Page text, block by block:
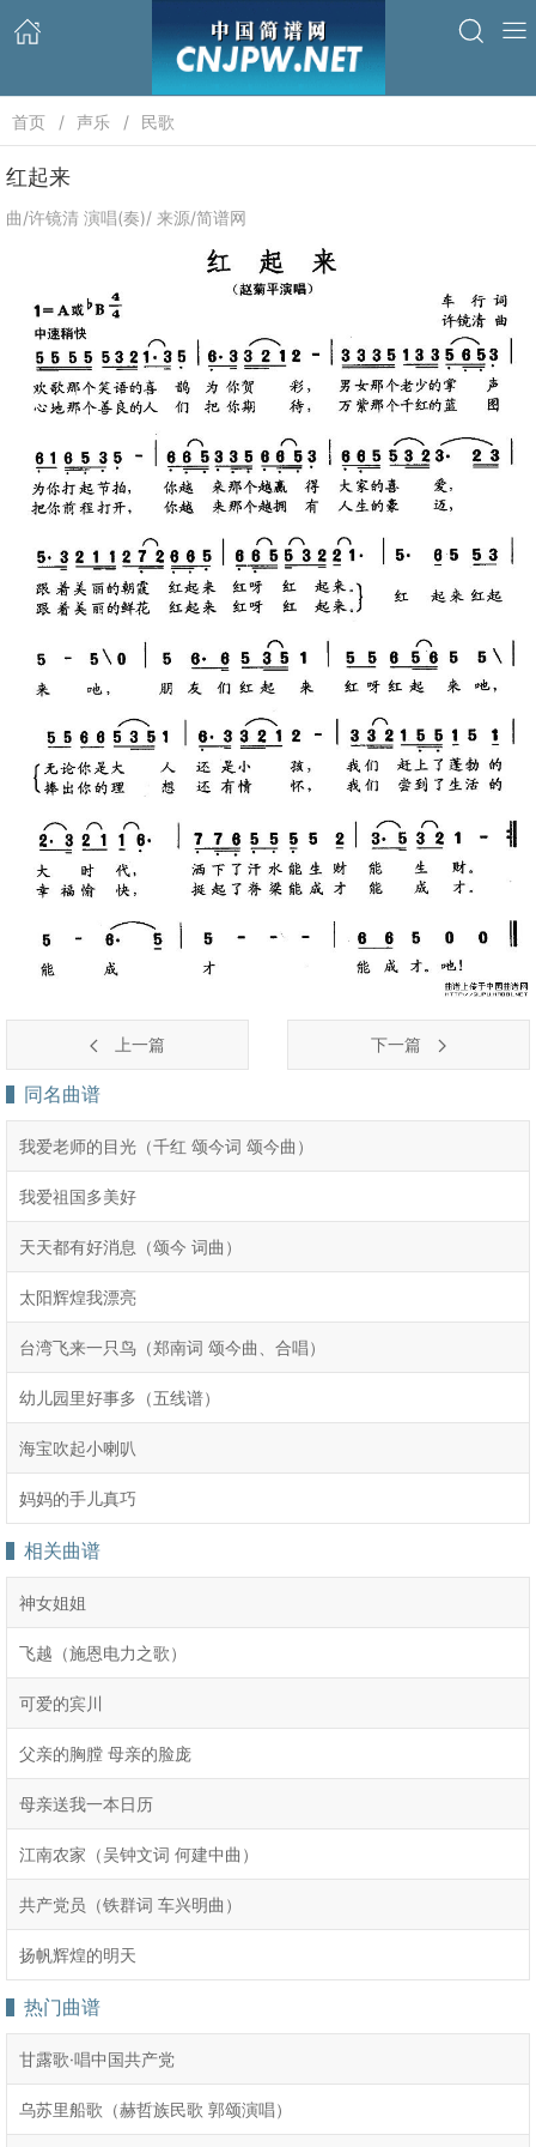
首页 声乐 民歌
红起来
曲/许镜清 演唱(奏)/ 来源/简谱网
上一篇 下一篇
同名曲谱
我爱老师的目光（千红 颂今词 颂今曲）
我爱祖国多美好
天天都有好消息（颂今 词曲）
太阳辉煌我漂亮
台湾飞来一只鸟（郑南词 颂今曲、合唱）
幼儿园里好事多（五线谱）
海宝吹起小喇叭
妈妈的手儿真巧
相关曲谱
神女姐姐
飞越（施恩电力之歌）
可爱的宾川
父亲的胸膛 母亲的脸庞
母亲送我一本日历
江南农家（吴钟文词 何建中曲）
共产党员（铁群词 车兴明曲）
扬帆辉煌的明天
热门曲谱
甘露歌·唱中国共产党
乌苏里船歌（赫哲族民歌 郭颂演唱）